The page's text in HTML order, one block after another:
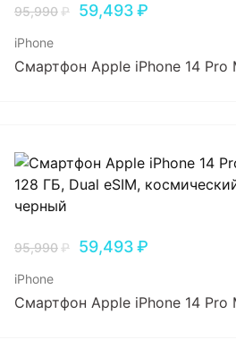
95,990₽ 59,493₽
iPhone
Смартфон Apple iPhone 14 Pro
95,990₽ 59,493₽
iPhone
Смартфон Apple iPhone 14 Pro